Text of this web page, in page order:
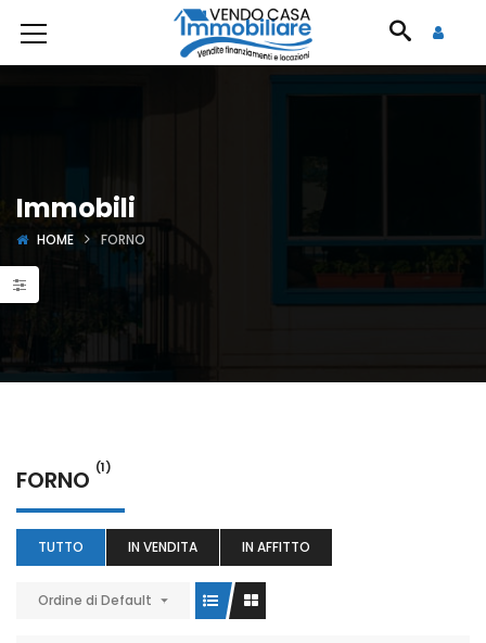
Immobili
HOME FORNO
FORNO (1)
TUTTO IN VENDITA IN AFFITTO
Ordine di Default